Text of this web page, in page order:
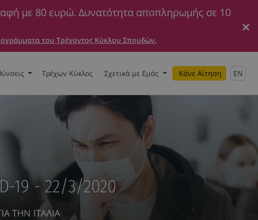
με 80 ευρώ. Δυνατότητα αποπληρωμής σε 10
του Τρέχοντος Κύκλου Σπουδών.
Τρέχων Κύκλος Σχετικά με Εμάς Κάνε Αίτηση EN
19 - 22/3/2020
ΤΗΝ ΙΤΑΛΙΑ